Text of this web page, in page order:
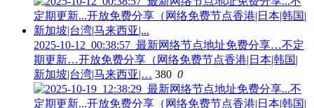
2025-10-12_00:38:57_最新网络节点地址免费分享…不定
期更新…开放免费分享（网络免费节点香港|日本|韩国|
新加坡|台湾|马来西亚|… 380 0